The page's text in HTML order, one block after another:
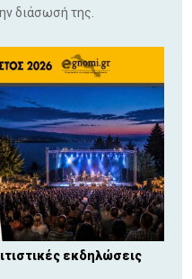
διάσωσή της.
εκδηλώσεις